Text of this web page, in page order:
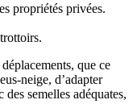
propriétés privées.
que ce
neige, d’adapter
semelles adéquates,